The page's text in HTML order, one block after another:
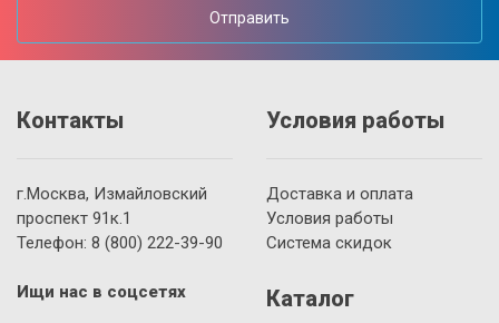
Отправить
Контакты
г.Москва, Измайловский
проспект 91к.1
Телефон: 8 (800) 222-39-90
Ищи нас в соцсетях
Условия работы
Доставка и оплата
Условия работы
Система скидок
Каталог